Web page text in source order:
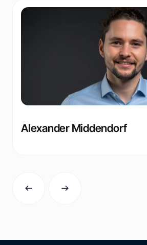
Alexander Middendorf